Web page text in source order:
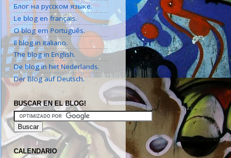
Блог на русском языке.
Le blog en français.
O blog em Português.
Il blog in italiano.
The blog in English.
De blog in het Nederlands.
Der Blog auf Deutsch.
BUSCAR EN EL BLOG!
CALENDARIO